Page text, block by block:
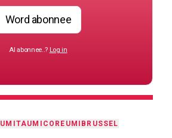
Word abonnee
Al abonnee..? Log in
UMITAUMICORE UMI BRUSSEL